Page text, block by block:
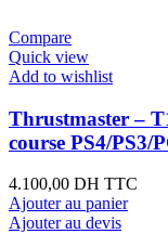
Compare
Quick view
Add to wishlist
Thrustmaster –
course PS4/PS3/
4.100,00 DH TTC
Ajouter au panier
Ajouter au devis